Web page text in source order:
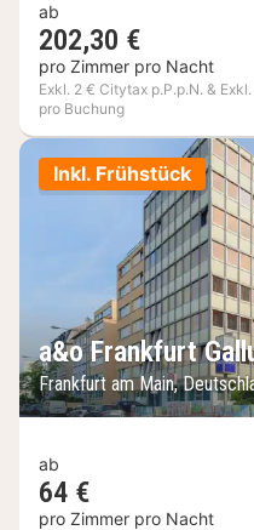
ab
202,30 €
pro Zimmer pro Nacht
Exkl. 2 € Citytax p.P.p.N. &
pro Buchung
Inkl. Frühstück
a&o Frankfurt
Frankfurt am Main,
ab
64 €
pro Zimmer pro Nacht